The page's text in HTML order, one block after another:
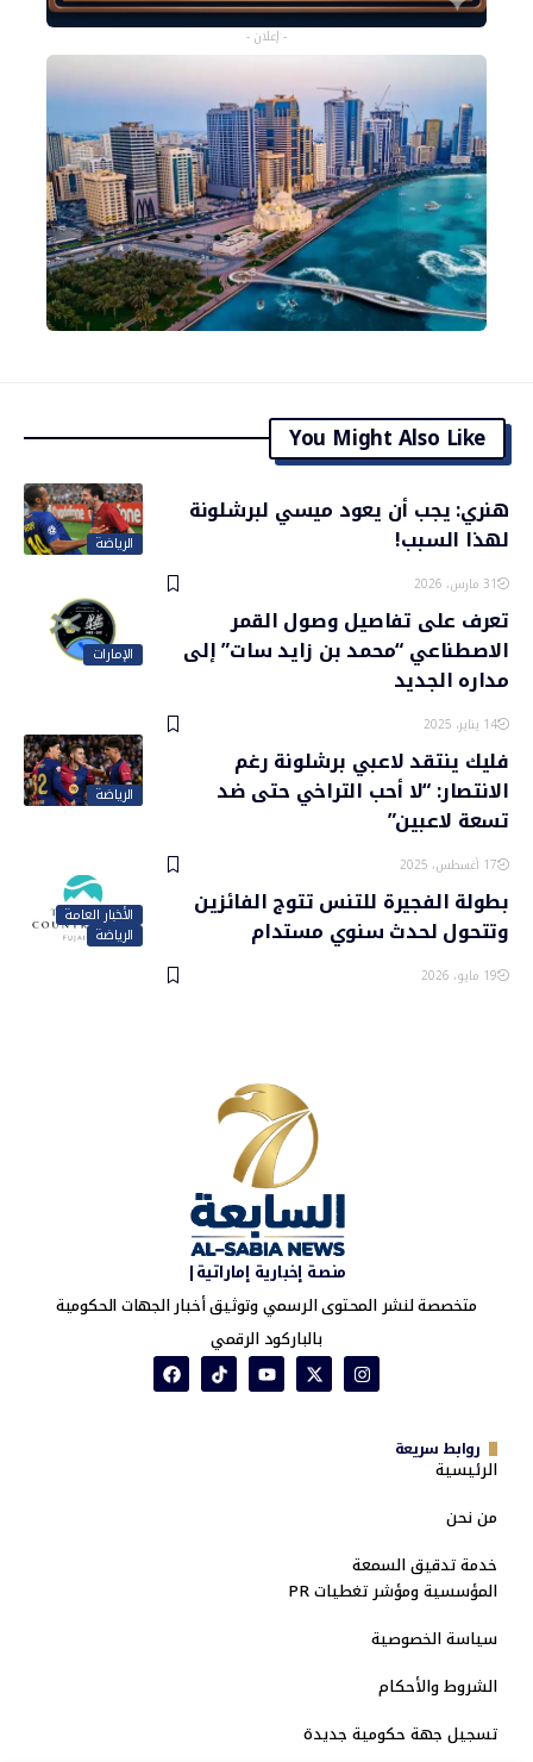
- إعلان -
You Might Also Like
الرياضة
هنري: يجب أن يعود ميسي لبرشلونة
لهذا السبب!
31 مارس، 2026
الإمارات
تعرف على تفاصيل وصول القمر
الاصطناعي “محمد بن زايد سات” إلى
مداره الجديد
14 يناير، 2025
الرياضة
فليك ينتقد لاعبي برشلونة رغم
الانتصار: “لا أحب التراخي حتى ضد
تسعة لاعبين”
17 أغسطس، 2025
الأخبار العامة
الرياضة
بطولة الفجيرة للتنس تتوج الفائزين
وتتحول لحدث سنوي مستدام
19 مايو، 2026
منصة إخبارية إماراتية|
متخصصة لنشر المحتوى الرسمي وتوثيق أخبار الجهات الحكومية
بالباركود الرقمي
روابط سريعة
الرئيسية
من نحن
خدمة تدقيق السمعة
المؤسسية ومؤشر تغطيات PR
سياسة الخصوصية
الشروط والأحكام
تسجيل جهة حكومية جديدة